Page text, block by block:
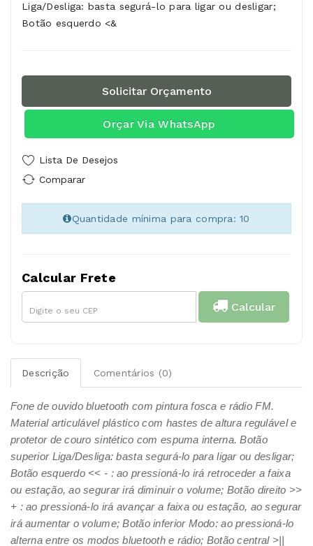
Liga/Desliga: basta segurá-lo para ligar ou desligar;
Botão esquerdo <&
Solicitar Orçamento
Orçar Via WhatsApp
Lista De Desejos
Comparar
Quantidade mínima para compra: 10
Calcular Frete
Calcular
Descrição Comentários (0)
Fone de ouvido bluetooth com pintura fosca e rádio FM.
Material articulável plástico com hastes de altura regulável e
protetor de couro sintético com espuma interna. Botão
superior Liga/Desliga: basta segurá-lo para ligar ou desligar;
Botão esquerdo << - : ao pressioná-lo irá retroceder a faixa
ou estação, ao segurar irá diminuir o volume; Botão direito >>
+ : ao pressioná-lo irá avançar a faixa ou estação, ao segurar
irá aumentar o volume; Botão inferior Modo: ao pressioná-lo
alterna entre os modos bluetooth e rádio; Botão central >||